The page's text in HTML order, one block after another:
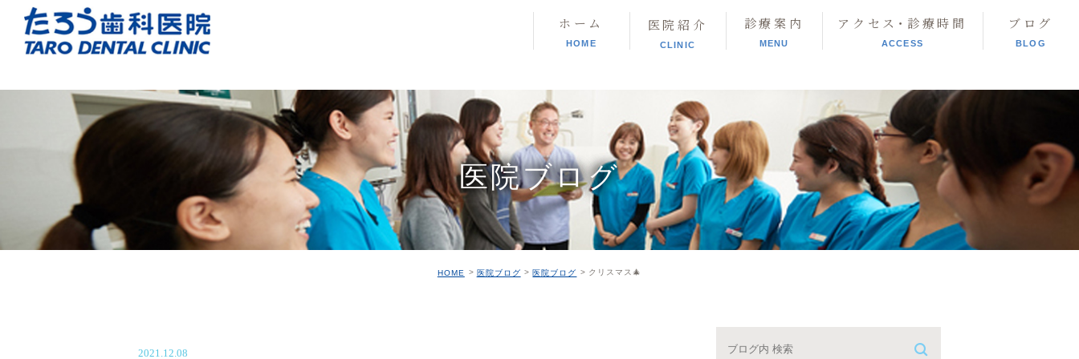
ホーム
HOME
医院紹介
CLINIC
診療案内
MENU
アクセス･診療時間
ACCESS
ブログ
BLOG
医院ブログ
HOME 医院ブログ 医院ブログ クリスマス🎄
2021.12.08